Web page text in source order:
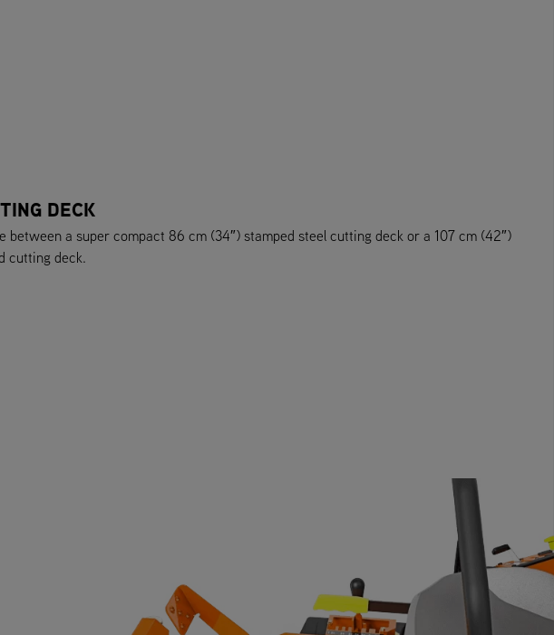
DECK
between a super compact 86 cm (34″) stamped steel cutting deck or a 107 cm (42″)
cutting deck.